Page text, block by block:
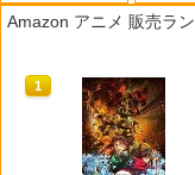
1
1
1
1
1
1
1
Amazon アニメ 販売ラ
1